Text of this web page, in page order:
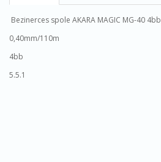
Bezinerces spole AKARA MAGIC MG-40 4bb
0,40mm/110m
4bb
5.5.1